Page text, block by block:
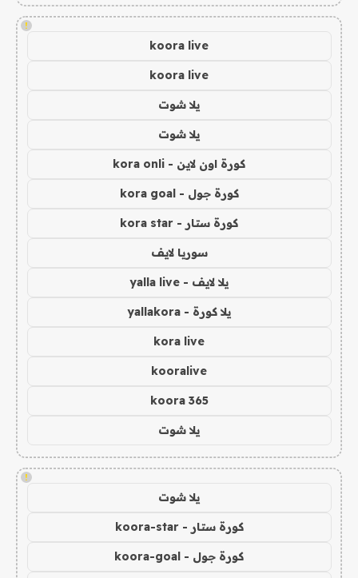
!
koora live
koora live
يلا شوت
يلا شوت
كورة اون لاين - kora onli
كورة جول - kora goal
كورة ستار - kora star
سوريا لايف
يلا لايف - yalla live
يلا كورة - yallakora
kora live
kooralive
koora 365
يلا شوت
!
يلا شوت
كورة ستار - koora-star
كورة جول - koora-goal